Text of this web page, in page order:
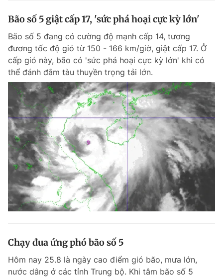
Bão số 5 giật cấp 17, 'sức phá hoại cực kỳ lớn'
Bão số 5 đang có cường độ mạnh cấp 14, tương
đương tốc độ gió từ 150 - 166 km/giờ, giật cấp 17. Ở
cấp gió này, bão có 'sức phá hoại cực kỳ lớn' khi có
thể đánh đắm tàu thuyền trọng tải lớn.
Chạy đua ứng phó bão số 5
Hôm nay 25.8 là ngày cao điểm gió bão, mưa lớn,
nước dâng ở các tỉnh Trung bộ. Khi tâm bão số 5